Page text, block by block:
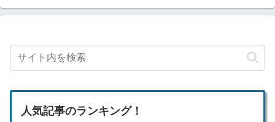
人気記事のランキング！